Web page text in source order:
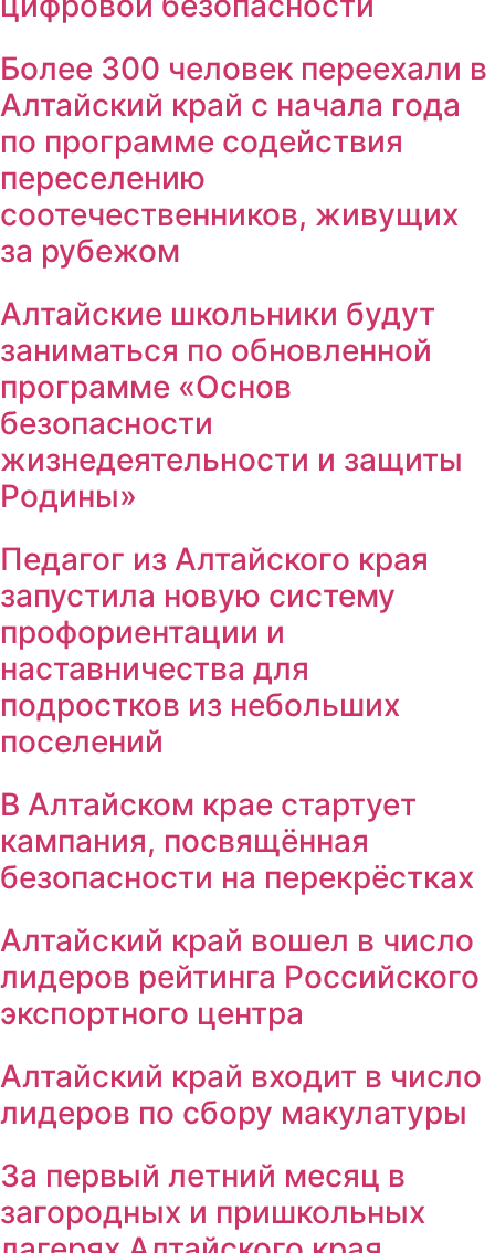
Более 300 человек переехали в
Алтайский край с начала года
по программе содействия
переселению
соотечественников, живущих
за рубежом
Алтайские школьники будут
заниматься по обновленной
программе «Основ
безопасности
жизнедеятельности и защиты
Родины»
Педагог из Алтайского края
запустила новую систему
профориентации и
наставничества для
подростков из небольших
поселений
В Алтайском крае стартует
кампания, посвящённая
безопасности на перекрёстках
Алтайский край вошел в число
лидеров рейтинга Российского
экспортного центра
Алтайский край входит в число
лидеров по сбору макулатуры
За первый летний месяц в
загородных и пришкольных